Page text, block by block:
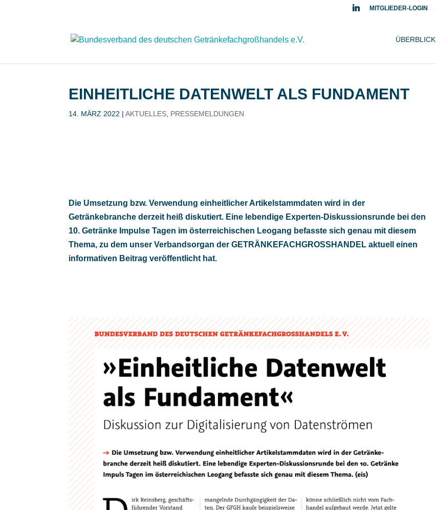
MITGLIEDER-LOGIN
ÜBERBLICK
EINHEITLICHE DATENWELT ALS FUNDAMENT
14. MÄRZ 2022 |AKTUELLES PRESSEMELDUNGEN
Die Umsetzung bzw. Verwendung einheitlicher Artikelstammdaten wird in der
Getränkebranche derzeit heiß diskutiert. Eine lebendige Experten-Diskussionsrunde bei den
10. Getränke Impulse Tagen im österreichischen Leogang befasste sich genau mit diesem
Thema, zu dem unser Verbandsorgan der GETRÄNKEFACHGROSSHANDEL aktuell einen
informativen Beitrag veröffentlicht hat.